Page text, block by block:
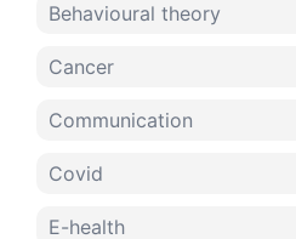
Behavioural theory
Cancer
Communication
Covid
E-health